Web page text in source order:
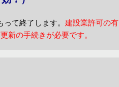
って終了します。建設業許可の有
新の手続きが必要です。